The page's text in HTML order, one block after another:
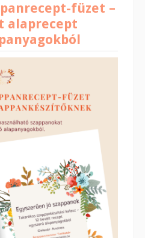
füzet –
alaprecept